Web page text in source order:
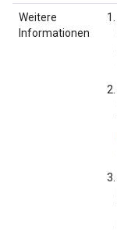
Weitere
Informationen